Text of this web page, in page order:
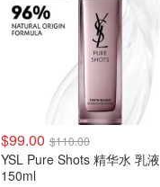
$99.00 $110.00
YSL Pure Shots 精华水 乳液
150ml